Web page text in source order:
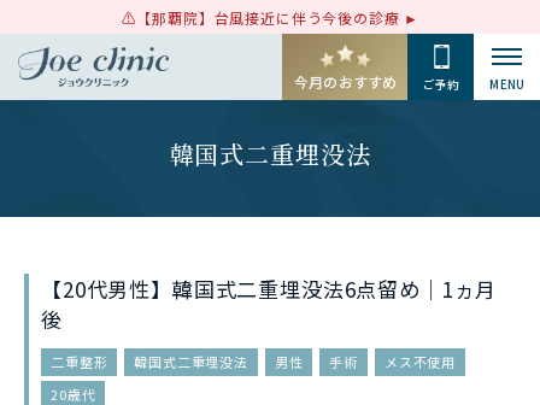
【那覇院】台風接近に伴う今後の診療
今月のおすすめ ご予約 MENU
韓国式二重埋没法
【20代男性】韓国式二重埋没法6点留め｜1ヵ月
後
二重整形 韓国式二重埋没法 男性 手術
メス不使用
20歳代